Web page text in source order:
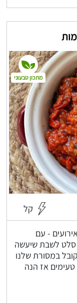
קל
- עם
סלט לשבת שיעשה
במסורת שלנו
אז הנה
מתכון טבעוני